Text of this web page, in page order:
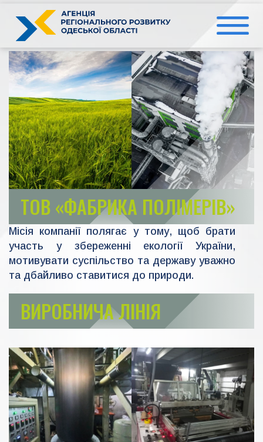
вмісту
ТОВ «ФАБРИКА ПОЛІМЕРІВ»
Місія компанії полягає у тому, щоб брати
участь у збереженні екології України,
мотивувати суспільство та державу уважно
та дбайливо ставитися до природи.
ВИРОБНИЧА ЛІНІЯ